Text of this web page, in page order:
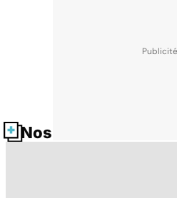
Nos fiches santé